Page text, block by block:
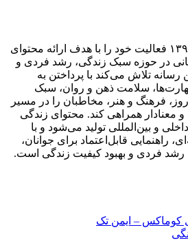
«زندگی رویایی» از سال ۱۳۹۳ فعالیت خود را با هدف ارائه محتوای
در حوزه سبک زندگی، رشد فردی و
رسانه تلاش می‌کند با پرداختن به
سلامت ذهن و روان، سبک
فرهنگ و هنر، مخاطبان را در مسیر
و معنادار همراهی کند. محتوای زندگی
داخلی و بین‌المللی تولید می‌شود و با
راهنمایی قابل‌اعتماد برای جوانان،
رشد فردی و بهبود کیفیت زندگی است.
کوماکس – ایمن تک